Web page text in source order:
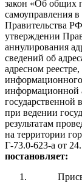
закон «Об общих
самоуправления
Правительства
утверждении
аннулирования
сведений об
адресном
информационного
информационной
государственной
при ведении
результатам
на территории
Г-73.0-623-а от
постановляет: